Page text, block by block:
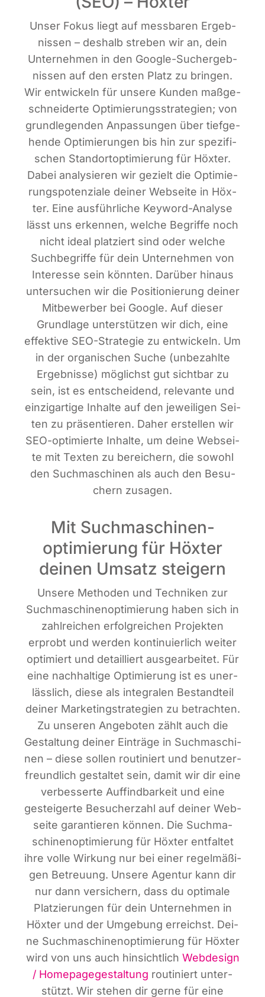
Unser Fokus liegt auf mess­ba­ren Ergeb­
nis­sen – des­halb stre­ben wir an, dein
Unter­neh­men in den Goog­le-Such­ergeb­
nis­sen auf den ers­ten Platz zu brin­gen.
Wir ent­wi­ckeln für unse­re Kun­den maß­ge­
schnei­der­te Opti­mie­rungs­stra­te­gien; von
grund­le­gen­den Anpas­sun­gen über tief­ge­
hen­de Opti­mie­run­gen bis hin zur spe­zi­fi­
schen Stand­ort­op­ti­mie­rung für Höx­ter.
Dabei ana­ly­sie­ren wir gezielt die Opti­mie­
rungs­po­ten­zia­le dei­ner Web­sei­te in Höx­
ter. Eine aus­führ­li­che Key­word-Ana­ly­se
lässt uns erken­nen, wel­che Begrif­fe noch
nicht ide­al plat­ziert sind oder wel­che
Such­be­grif­fe für dein Unter­neh­men von
Inter­es­se sein könn­ten. Dar­über hin­aus
unter­su­chen wir die Posi­tio­nie­rung dei­ner
Mit­be­wer­ber bei Goog­le. Auf die­ser
Grund­la­ge unter­stüt­zen wir dich, eine
effek­ti­ve SEO-Stra­te­gie zu ent­wi­ckeln. Um
in der orga­ni­schen Suche (unbe­zahl­te
Ergeb­nis­se) mög­lichst gut sicht­bar zu
sein, ist es ent­schei­dend, rele­van­te und
ein­zig­ar­ti­ge Inhal­te auf den jewei­li­gen Sei­
ten zu prä­sen­tie­ren. Daher erstel­len wir
SEO-opti­mier­te Inhal­te, um dei­ne Web­sei­
te mit Tex­ten zu berei­chern, die sowohl
den Such­ma­schi­nen als auch den Besu­
chern zusagen.
Mit Suchmaschinen­
optimierung für Höxter
deinen Umsatz steigern
Unse­re Metho­den und Tech­ni­ken zur
Such­ma­schi­nen­op­ti­mie­rung haben sich in
zahl­rei­chen erfolg­rei­chen Pro­jek­ten
erprobt und wer­den kon­ti­nu­ier­lich wei­ter
opti­miert und detail­liert aus­ge­ar­bei­tet. Für
eine nach­hal­ti­ge Opti­mie­rung ist es uner­
läss­lich, die­se als inte­gra­len Bestand­teil
dei­ner Mar­ke­ting­stra­te­gien zu betrach­ten.
Zu unse­ren Ange­bo­ten zählt auch die
Gestal­tung dei­ner Ein­trä­ge in Such­ma­schi­
nen – die­se sol­len rou­ti­niert und benut­zer­
freund­lich gestal­tet sein, damit wir dir eine
ver­bes­ser­te Auf­find­bar­keit und eine
gestei­ger­te Besu­cher­zahl auf dei­ner Web­
sei­te garan­tie­ren kön­nen. Die Such­ma­
schi­nen­op­ti­mie­rung für Höx­ter ent­fal­tet
ihre vol­le Wir­kung nur bei einer regel­mä­ßi­
gen Betreu­ung. Unse­re Agen­tur kann dir
nur dann ver­si­chern, dass du opti­ma­le
Plat­zie­run­gen für dein Unter­neh­men in
Höx­ter und der Umge­bung erreichst. Dei­
ne Such­ma­schi­nen­op­ti­mie­rung für Höx­ter
wird von uns auch hin­sicht­lich Web­de­sign
/ Home­page­ge­stal­tung rou­ti­niert unter­
stützt. Wir ste­hen dir ger­ne für eine